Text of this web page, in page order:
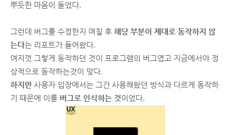
뿌듯한 마음이 들었다.
그런데 버그를 수정한지 며칠 후 해당 부분이 제대로 동작하지 않
는다는 리포트가 들어왔다.
여지껏 그렇게 동작하던 것이 프로그램의 버그였고 지금에서야 정
상적으로 동작하는것이 맞다.
하지만 사용자 입장에서는 그간 사용해왔던 방식과 다르게 동작하
기 때문에 이를 버그로 인식하는 것이었다.